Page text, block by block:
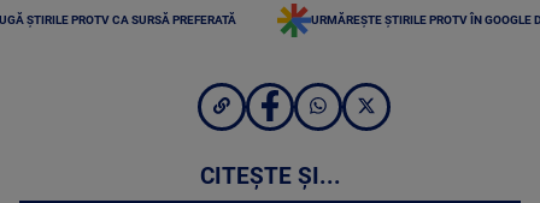
ȘTIRILE PROTV CA SURSĂ PREFERATĂ URMĂREȘTE ȘTIRILE PROTV ÎN GOOGLE
CITEȘTE ȘI...